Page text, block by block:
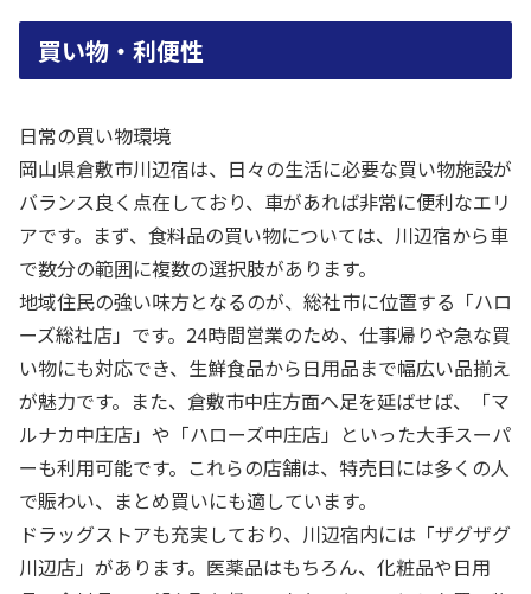
買い物・利便性
日常の買い物環境
岡山県倉敷市川辺宿は、日々の生活に必要な買い物施設が
バランス良く点在しており、車があれば非常に便利なエリ
アです。まず、食料品の買い物については、川辺宿から車
で数分の範囲に複数の選択肢があります。
地域住民の強い味方となるのが、総社市に位置する「ハロ
ーズ総社店」です。24時間営業のため、仕事帰りや急な買
い物にも対応でき、生鮮食品から日用品まで幅広い品揃え
が魅力です。また、倉敷市中庄方面へ足を延ばせば、「マ
ルナカ中庄店」や「ハローズ中庄店」といった大手スーパ
ーも利用可能です。これらの店舗は、特売日には多くの人
で賑わい、まとめ買いにも適しています。
ドラッグストアも充実しており、川辺宿内には「ザグザグ
川辺店」があります。医薬品はもちろん、化粧品や日用